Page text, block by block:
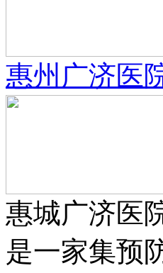
惠州广济医
惠城广济医
是一家集预